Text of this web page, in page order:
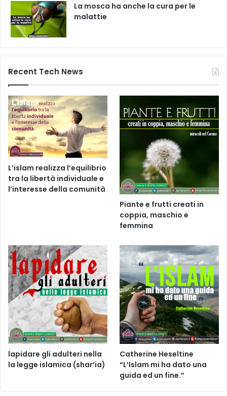
La mosca ha anche la cura per le
malattie
Recent Tech News
L’islam realizza l’equilibrio
tra la libertà individuale e
l’interesse della comunità
Piante e frutti creati in
coppia, maschio e
femmina
lapidare gli adulteri nella
la legge islamica (shar’ia)
Catherine Heseltine
“L’Islam mi ha dato una
guida ed un fine.”